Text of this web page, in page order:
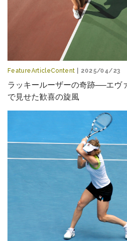
FeatureArticleContent | 2025/04/23
ラッキールーザーの奇跡──エヴ
で見せた歓喜の旋風